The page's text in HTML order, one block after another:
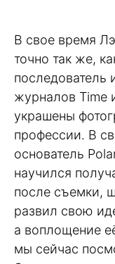
В свое время
точно так же,
последователь
журналов Time
украшены
профессии. В
основатель
научился
после съемки,
развил свою
а воплощение
мы сейчас